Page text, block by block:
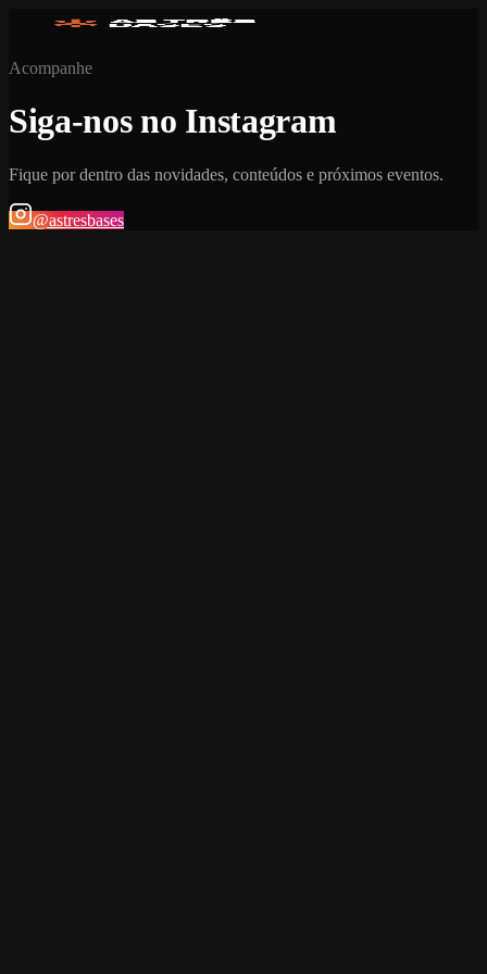
Acompanhe
Siga-nos no Instagram
Fique por dentro das novidades, conteúdos e próximos eventos.
@astresbases